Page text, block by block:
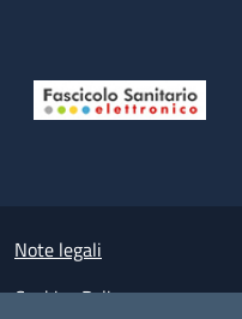
Small prints
Note legali
Cookies Policy